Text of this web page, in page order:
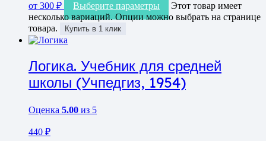
от 300 ₽ Выберите параметры
Этот товар имеет
несколько вариаций. Опции можно выбрать на странице
товара.
Купить в 1 клик
Логика. Учебник для средней
школы (Учпедгиз, 1954)
Оценка 5.00 из 5
440 ₽